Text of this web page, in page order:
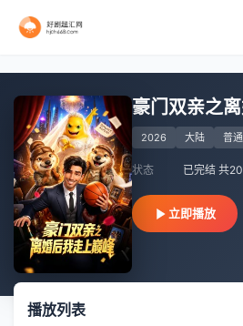
豪门双亲之
2026 大陆 普
状态 已完结 共
立即播放
播放列表
第22集完结
第12集完结
第73集完结
更新至10集
更新至13集
第8集
第21集
第43集
连载中 连载到3集
第30集